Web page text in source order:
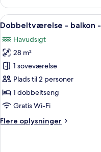
-
balkon
Indlæs
alle
billeder
af
Dobbeltværelse
-
balkon
-
10
Dobbeltværelse - balkon
Havudsigt
28 m²
1 soveværelse
Plads til 2 personer
1 dobbeltseng
Gratis Wi-Fi
Flere oplysninger
Flere